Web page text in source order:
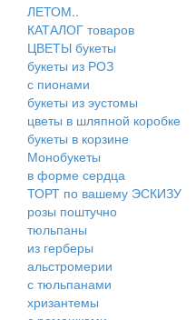
ЛЕТОМ..
КАТАЛОГ товаров
ЦВЕТЫ букеты
букеты из РОЗ
с пионами
букеты из эустомы
цветы в шляпной коробке
букеты в корзине
Монобукеты
в форме сердца
ТОРТ по вашему ЭСКИЗУ
розы поштучно
тюльпаны
из герберы
альстромерии
с тюльпанами
хризантемы